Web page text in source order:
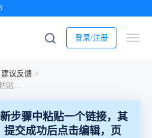
登录/注册
建议反馈 >
提bug的时候，在重新步骤中粘贴一个链接，其中一个参数超级长，提交成功后点击编辑，页面可以左右滑动
步骤中粘贴一个链接，其
提交成功后点击编辑，页